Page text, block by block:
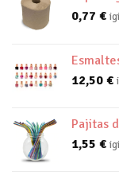
0,77 €
12,50 €
Pajitas
1,55 €